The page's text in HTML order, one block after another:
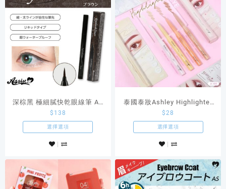
深棕黑 極細膩快乾眼線筆 AS
原創Cosplay商品
$ 138
選擇選項
泰國泰妝Ashley Highlighter
Eye眼部打亮化妝品
$28
選擇選項